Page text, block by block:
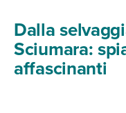
Dalla
Sciumara:
affascinanti